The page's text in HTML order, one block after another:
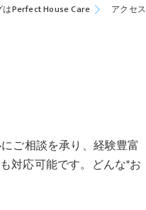
はPerfect House Care アクセス
ご相談を承り、経験豊富
対応可能です。どんな"お